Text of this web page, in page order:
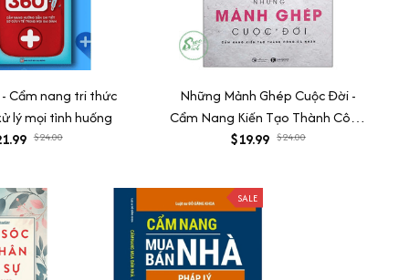
- Cẩm nang tri thức
lý mọi tình huống
$24.00
Những Mảnh Ghép Cuộc Đời -
Cẩm Nang Kiến Tạo Thành Công
Cá Nhân
$19.99 $24.00
SALE